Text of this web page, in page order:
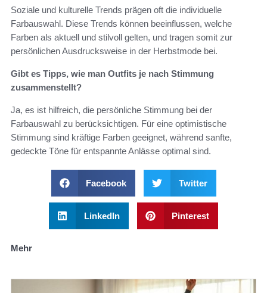
Soziale und kulturelle Trends prägen oft die individuelle
Farbauswahl. Diese Trends können beeinflussen, welche
Farben als aktuell und stilvoll gelten, und tragen somit zur
persönlichen Ausdrucksweise in der Herbstmode bei.
Gibt es Tipps, wie man Outfits je nach Stimmung
zusammenstellt?
Ja, es ist hilfreich, die persönliche Stimmung bei der
Farbauswahl zu berücksichtigen. Für eine optimistische
Stimmung sind kräftige Farben geeignet, während sanfte,
gedeckte Töne für entspannte Anlässe optimal sind.
Facebook Twitter
LinkedIn Pinterest
Mehr